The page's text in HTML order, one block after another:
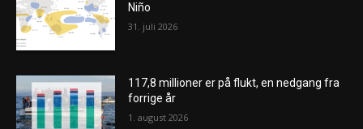
Niño
31. juli 2026
117,8 millioner er på flukt, en nedgang fra
forrige år
1. august 2026